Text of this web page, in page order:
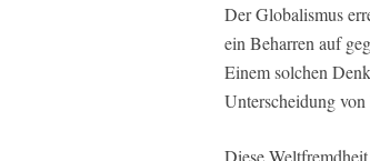
Der Globalismus
ein Beharren auf
Einem solchen
Unterscheidung
Diese